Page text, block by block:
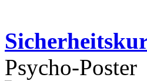
Psycho-Poster